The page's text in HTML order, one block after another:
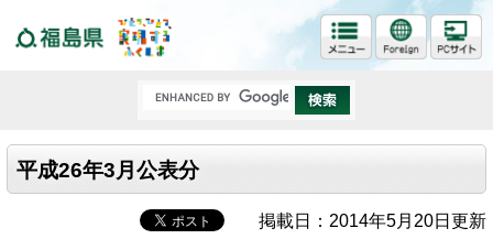
平成26年3月公表分
掲載日：2014年5月20日更新